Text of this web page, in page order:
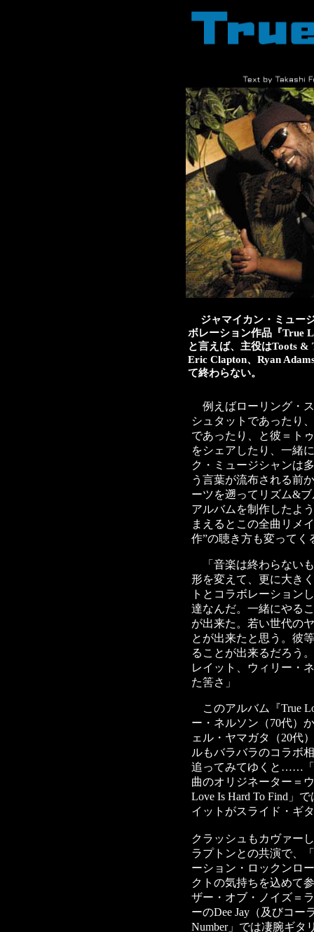
ジャマイカン・ミュー
ボレーション作品『True
と言えば、主役はToots
Eric Clapton、Ryan
て終わらない。
例えばローリング・
シュタットであったり
であったり、と彼＝ト
をシェアしたり、一緒
ク・ミュージシャンは
う言葉が流布される前
ーツを遡ってリズム&
アルバムを制作したよ
まえるとこの全曲リメ
作”の聴き方も変ってく
「音楽は終わらない
形を変えて、更に大き
トとコラボレーション
達なんだ。一緒にやる
が出来た。若い世代の
とが出来たと思う。彼
ることが出来るだろう
レイット、ウィリー・
た筈さ」
このアルバム『True
ー・ネルソン（70代）
ェル・ヤマガタ（20代
ルもバラバラのコラボ
追ってみてゆくと……「
曲のオリジネーター＝
Love Is Hard To Find」
イットがスライド・ギ
クラッシュもカヴァー
ラプトンとの共演で、
ーション・ロックンロ
クトの気持ちを込めて
ザー・オブ・ノイズ＝
ーのDee Jay（及びコー
Number」では凄腕ギタ